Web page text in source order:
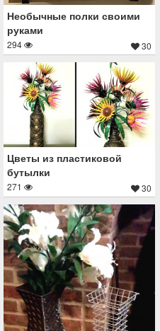
Необычные полки своими
руками
294 30
Цветы из пластиковой
бутылки
271 30